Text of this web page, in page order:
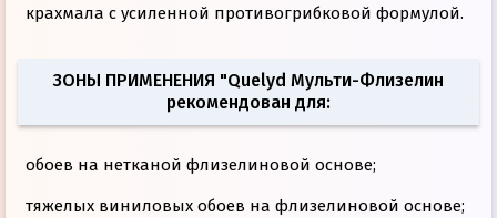
крахмала с усиленной противогрибковой формулой.
ЗОНЫ ПРИМЕНЕНИЯ "Quelyd Мульти-Флизелин
рекомендован для:
обоев на нетканой флизелиновой основе;
тяжелых виниловых обоев на флизелиновой основе;